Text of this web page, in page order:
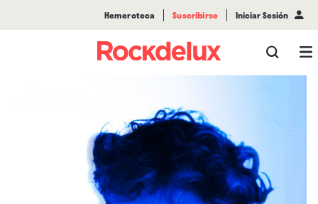
Hemeroteca Suscribirse Iniciar Sesión